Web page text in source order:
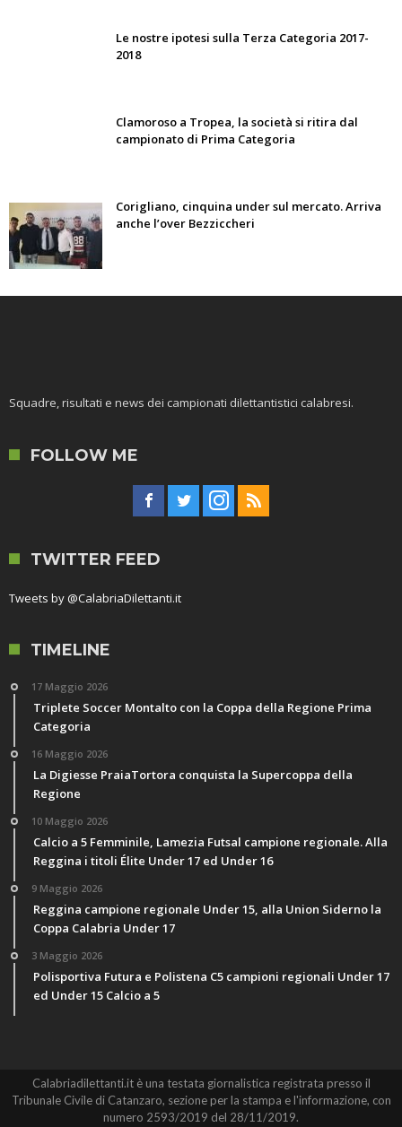
Le nostre ipotesi sulla Terza Categoria 2017-
2018
Clamoroso a Tropea, la società si ritira dal
campionato di Prima Categoria
Corigliano, cinquina under sul mercato. Arriva
anche l’over Bezziccheri
Squadre, risultati e news dei campionati dilettantistici calabresi.
FOLLOW ME
TWITTER FEED
Tweets by @CalabriaDilettanti.it
TIMELINE
17 Maggio 2026
Triplete Soccer Montalto con la Coppa della Regione Prima
Categoria
16 Maggio 2026
La Digiesse PraiaTortora conquista la Supercoppa della
Regione
10 Maggio 2026
Calcio a 5 Femminile, Lamezia Futsal campione regionale. Alla
Reggina i titoli Élite Under 17 ed Under 16
9 Maggio 2026
Reggina campione regionale Under 15, alla Union Siderno la
Coppa Calabria Under 17
3 Maggio 2026
Polisportiva Futura e Polistena C5 campioni regionali Under 17
ed Under 15 Calcio a 5
Calabriadilettanti.it è una testata giornalistica registrata presso il
Tribunale Civile di Catanzaro, sezione per la stampa e l'informazione, con
numero 2593/2019 del 28/11/2019.